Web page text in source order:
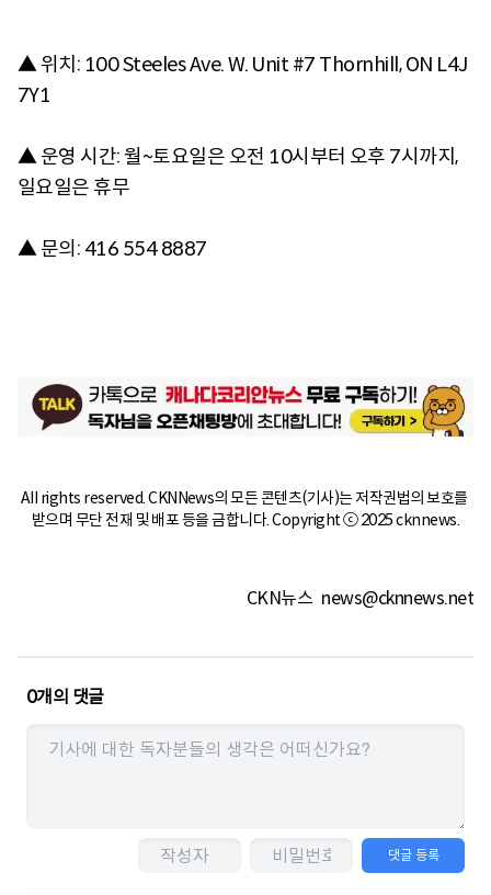
▲ 위치: 100 Steeles Ave. W. Unit #7 Thornhill, ON L4J
7Y1
▲ 운영 시간: 월~토요일은 오전 10시부터 오후 7시까지,
일요일은 휴무
▲ 문의: 416 554 8887
All rights reserved. CKNNews의 모든 콘텐츠(기사)는 저작권법의 보호를
받으며 무단 전재 및 배포 등을 금합니다. Copyright ⓒ 2025 cknnews.
CKN뉴스 news@cknnews.net
0개의 댓글
댓글 등록